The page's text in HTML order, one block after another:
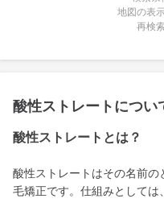
地図の表
再検
酸性ストレートについ
酸性ストレートとは？
酸性ストレートはその名前
毛矯正です。仕組みとしては